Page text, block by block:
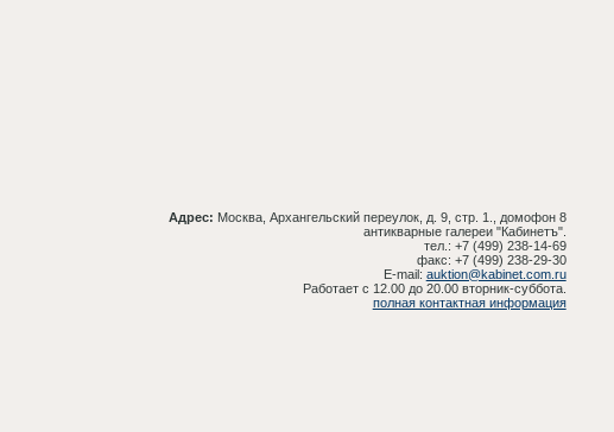
Адрес: Москва, Архангельский переулок, д. 9, стр. 1., домофон 8
антикварные галереи "Кабинетъ".
тел.: +7 (499) 238-14-69
факс: +7 (499) 238-29-30
E-mail: auktion@kabinet.com.ru
Работает с 12.00 до 20.00 вторник-суббота.
полная контактная информация